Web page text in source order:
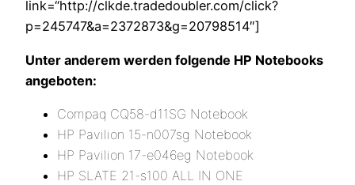
link=“http://clkde.tradedoubler.com/click?
p=245747&a=2372873&g=20798514″]
Unter anderem werden folgende HP Notebooks
angeboten:
Compaq CQ58-d11SG Notebook
HP Pavilion 15-n007sg Notebook
HP Pavilion 17-e046eg Notebook
HP SLATE 21-s100 ALL IN ONE